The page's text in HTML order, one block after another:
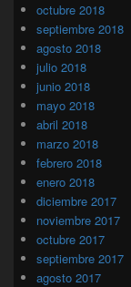
octubre 2018
septiembre 2018
agosto 2018
julio 2018
junio 2018
mayo 2018
abril 2018
marzo 2018
febrero 2018
enero 2018
diciembre 2017
noviembre 2017
octubre 2017
septiembre 2017
agosto 2017